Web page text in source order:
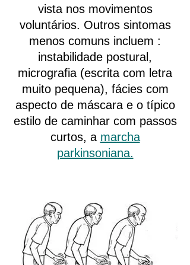
vista nos movimentos
voluntários. Outros sintomas
menos comuns incluem :
instabilidade postural,
micrografia (escrita com letra
muito pequena), fácies com
aspecto de máscara e o típico
estilo de caminhar com passos
curtos, a marcha
parkinsoniana.